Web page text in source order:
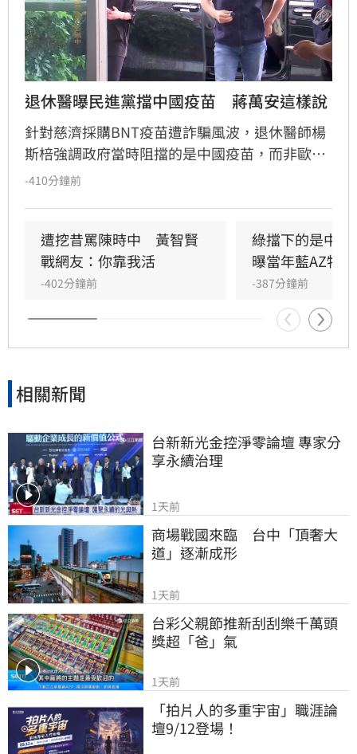
退休醫曝民進黨擋中國疫苗　蔣萬安這樣說
針對慈濟採購BNT疫苗遭詐騙風波，退休醫師楊
斯棓強調政府當時阻擋的是中國疫苗，而非歐美
疫苗。然而，台北市長蔣萬安則反駁，指出疫情
-410分鐘前
遭挖昔罵陳時中　黃智賢
戰網友：你靠我活
-402分鐘前
綠擋下的是中
曝當年藍AZ特
-387分鐘前
相關新聞
台新新光金控淨零論壇 專家分
享永續治理
1天前
商場戰國來臨　台中「頂奢大
道」逐漸成形
1天前
台彩父親節推新刮刮樂千萬頭
獎超「爸」氣
1天前
「拍片人的多重宇宙」職涯論
壇9/12登場！